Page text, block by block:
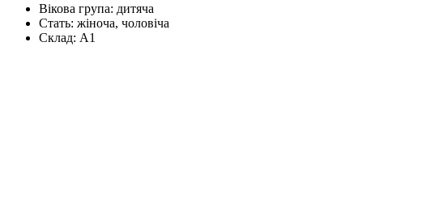
Вікова група: дитяча
Стать: жіноча, чоловіча
Склад: А1